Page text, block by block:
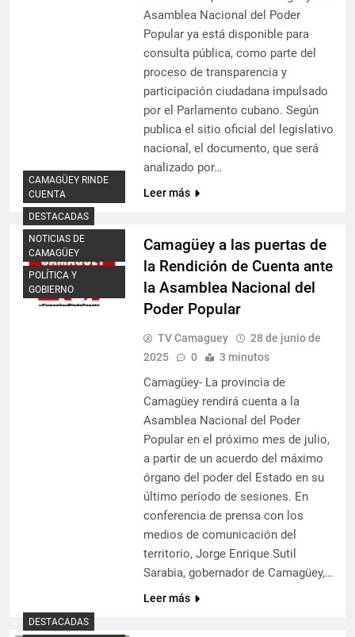
Asamblea Nacional del Poder
Popular ya está disponible para
consulta pública, como parte del
proceso de transparencia y
participación ciudadana impulsado
por el Parlamento cubano. Según
publica el sitio oficial del legislativo
nacional, el documento, que será
analizado por…
Leer más
CAMAGÜEY RINDE
CUENTA
DESTACADAS
NOTICIAS DE
CAMAGÜEY
POLÍTICA Y
GOBIERNO
Camagüey a las puertas de
la Rendición de Cuenta ante
la Asamblea Nacional del
Poder Popular
TV Camaguey
28 de junio de
2025
0 3 minutos
Camagüey- La provincia de
Camagüey rendirá cuenta a la
Asamblea Nacional del Poder
Popular en el próximo mes de julio,
a partir de un acuerdo del máximo
órgano del poder del Estado en su
último período de sesiones. En
conferencia de prensa con los
medios de comunicación del
territorio, Jorge Enrique Sutil
Sarabia, gobernador de Camagüey,…
Leer más
DESTACADAS